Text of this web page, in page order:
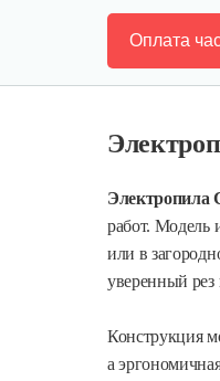
Оплата
Электропила
работ. Модель
или в
уверенный рез
Конструкция
а